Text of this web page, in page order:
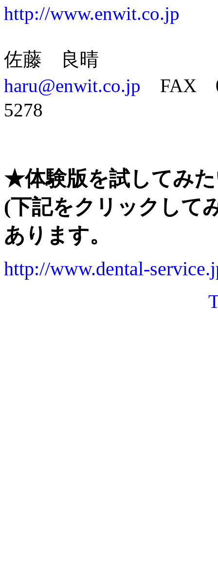
http://www.enwit.co.jp
佐藤 良晴
haru@enwit.co.jp
FAX
5278
★体験版を試してみ
(下記をクリックして
あります。
http://www.dental-